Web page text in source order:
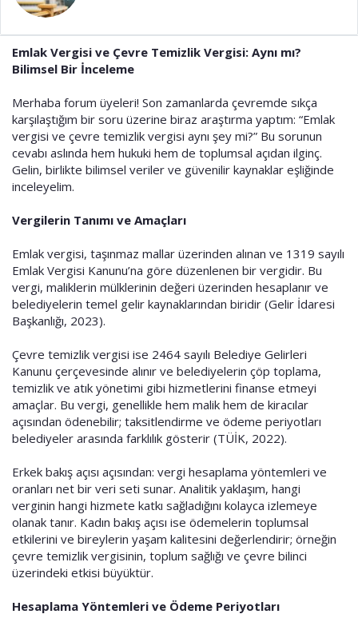
a
i
i
Emlak Vergisi ve Çevre Temizlik Vergisi: Aynı mı?
Bilimsel Bir İnceleme
Merhaba forum üyeleri! Son zamanlarda çevremde sıkça
karşılaştığım bir soru üzerine biraz araştırma yaptım: “Emlak
vergisi ve çevre temizlik vergisi aynı şey mi?” Bu sorunun
cevabı aslında hem hukuki hem de toplumsal açıdan ilginç.
Gelin, birlikte bilimsel veriler ve güvenilir kaynaklar eşliğinde
inceleyelim.
Vergilerin Tanımı ve Amaçları
Emlak vergisi, taşınmaz mallar üzerinden alınan ve 1319 sayılı
Emlak Vergisi Kanunu’na göre düzenlenen bir vergidir. Bu
vergi, maliklerin mülklerinin değeri üzerinden hesaplanır ve
belediyelerin temel gelir kaynaklarından biridir (Gelir İdaresi
Başkanlığı, 2023).
Çevre temizlik vergisi ise 2464 sayılı Belediye Gelirleri
Kanunu çerçevesinde alınır ve belediyelerin çöp toplama,
temizlik ve atık yönetimi gibi hizmetlerini finanse etmeyi
amaçlar. Bu vergi, genellikle hem malik hem de kiracılar
açısından ödenebilir; taksitlendirme ve ödeme periyotları
belediyeler arasında farklılık gösterir (TÜİK, 2022).
Erkek bakış açısı açısından: vergi hesaplama yöntemleri ve
oranları net bir veri seti sunar. Analitik yaklaşım, hangi
verginin hangi hizmete katkı sağladığını kolayca izlemeye
olanak tanır. Kadın bakış açısı ise ödemelerin toplumsal
etkilerini ve bireylerin yaşam kalitesini değerlendirir; örneğin
çevre temizlik vergisinin, toplum sağlığı ve çevre bilinci
üzerindeki etkisi büyüktür.
Hesaplama Yöntemleri ve Ödeme Periyotları